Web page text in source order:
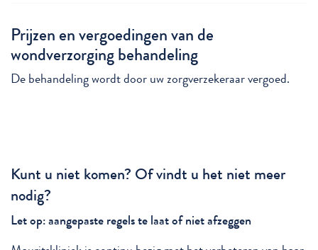
Prijzen en vergoedingen van de
wondverzorging behandeling
De behandeling wordt door uw zorgverzekeraar vergoed.
Kunt u niet komen? Of vindt u het niet meer
nodig?
Let op: aangepaste regels te laat of niet afzeggen